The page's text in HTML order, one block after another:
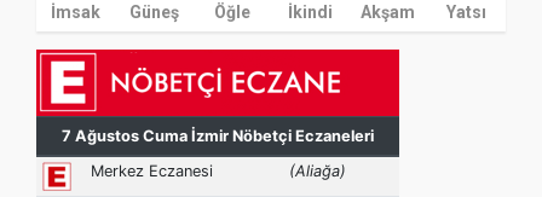
MÜFTÜ ABULSELAM ÖZDERE’YE ZİYARET
İmsak Güneş Öğle İkindi Akşam Yatsı